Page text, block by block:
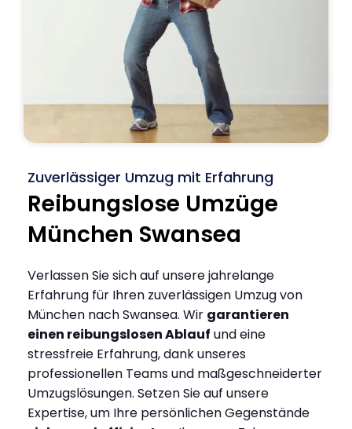
Zuverlässiger Umzug mit Erfahrung
Reibungslose Umzüge
München Swansea
Verlassen Sie sich auf unsere jahrelange
Erfahrung für Ihren zuverlässigen Umzug von
München nach Swansea. Wir garantieren
einen reibungslosen Ablauf und eine
stressfreie Erfahrung, dank unseres
professionellen Teams und maßgeschneiderter
Umzugslösungen. Setzen Sie auf unsere
Expertise, um Ihre persönlichen Gegenstände